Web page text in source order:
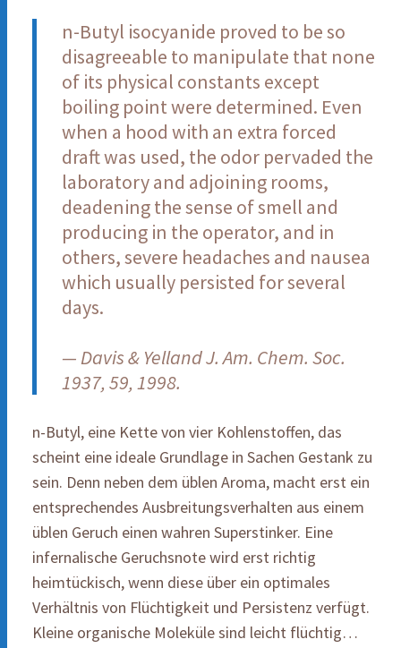
n-Butyl isocyanide proved to be so
disagreeable to manipulate that none
of its physical constants except
boiling point were determined. Even
when a hood with an extra forced
draft was used, the odor pervaded the
laboratory and adjoining rooms,
deadening the sense of smell and
producing in the operator, and in
others, severe headaches and nausea
which usually persisted for several
days.
— Davis & Yelland J. Am. Chem. Soc.
1937, 59, 1998.
n-Butyl, eine Kette von vier Kohlenstoffen, das
scheint eine ideale Grundlage in Sachen Gestank zu
sein. Denn neben dem üblen Aroma, macht erst ein
entsprechendes Ausbreitungsverhalten aus einem
üblen Geruch einen wahren Superstinker. Eine
infernalische Geruchsnote wird erst richtig
heimtückisch, wenn diese über ein optimales
Verhältnis von Flüchtigkeit und Persistenz verfügt.
Kleine organische Moleküle sind leicht flüchtig…